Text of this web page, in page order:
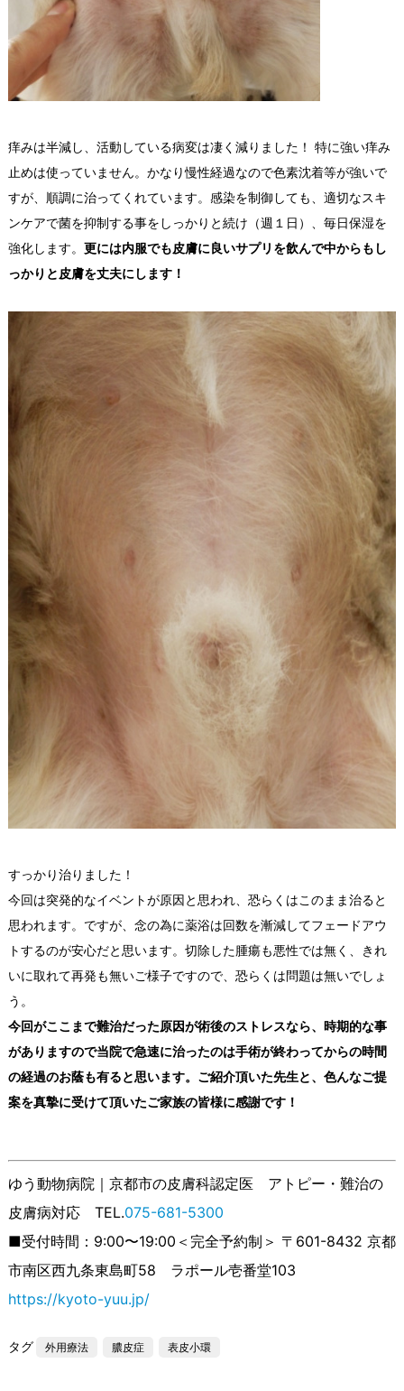
痒みは半減し、活動している病変は凄く減りました！ 特に強い痒み
止めは使っていません。かなり慢性経過なので色素沈着等が強いで
すが、順調に治ってくれています。感染を制御しても、適切なスキ
ンケアで菌を抑制する事をしっかりと続け（週１日）、毎日保湿を
強化します。 更には内服でも皮膚に良いサプリを飲んで中からもし
っかりと皮膚を丈夫にします！
すっかり治りました！
今回は突発的なイベントが原因と思われ、恐らくはこのまま治ると
思われます。ですが、念の為に薬浴は回数を漸減してフェードアウ
トするのが安心だと思います。切除した腫瘍も悪性では無く、きれ
いに取れて再発も無いご様子ですので、恐らくは問題は無いでしょ
う。
今回がここまで難治だった原因が術後のストレスなら、時期的な事
がありますので当院で急速に治ったのは手術が終わってからの時間
の経過のお蔭も有ると思います。ご紹介頂いた先生と、色んなご提
案を真摯に受けて頂いたご家族の皆様に感謝です！
ゆう動物病院｜京都市の皮膚科認定医 アトピー・難治の
皮膚病対応 TEL.075-681-5300
■受付時間：9:00〜19:00＜完全予約制＞ 〒601-8432 京都
市南区西九条東島町58 ラポール壱番堂103
https://kyoto-yuu.jp/
タグ 外用療法 膿皮症 表皮小環